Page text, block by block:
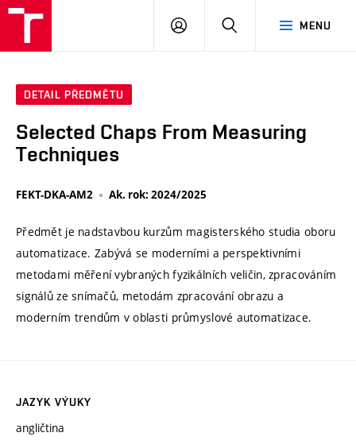
MENU
PŘIHLÁSIT
DETAIL PŘEDMĚTU
Selected Chaps From Measuring
Techniques
FEKT-DKA-AM2 Ak. rok: 2024/2025
Předmět je nadstavbou kurzům magisterského studia oboru
automatizace. Zabývá se moderními a perspektivními
metodami měření vybraných fyzikálních veličin, zpracováním
signálů ze snímačů, metodám zpracování obrazu a
moderním trendům v oblasti průmyslové automatizace.
JAZYK VÝUKY
angličtina